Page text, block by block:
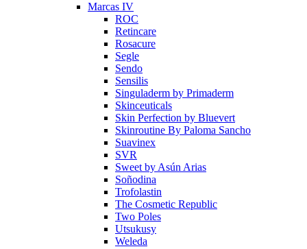
Marcas IV
ROC
Retincare
Rosacure
Segle
Sendo
Sensilis
Singuladerm by Primaderm
Skinceuticals
Skin Perfection by Bluevert
Skinroutine By Paloma Sancho
Suavinex
SVR
Sweet by Asún Arias
Soñodina
Trofolastin
The Cosmetic Republic
Two Poles
Utsukusy
Weleda